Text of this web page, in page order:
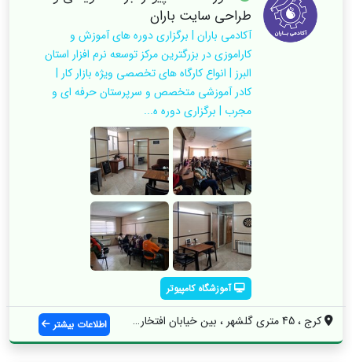
طراحی سایت باران
آکادمی باران | برگزاری دوره های آموزش و
کاراموزی در بزرگترین مرکز توسعه نرم افزار استان
البرز | انواع کارگاه های تخصصی ویژه بازار کار |
کادر آموزشی متخصص و سرپرستان حرفه ای و
مجرب | برگزاری دوره ه...
آموزشگاه کامپیوتر
کرج ، 45 متری گلشهر ، بین خیابان افتخاری... اطلاعات بیشتر